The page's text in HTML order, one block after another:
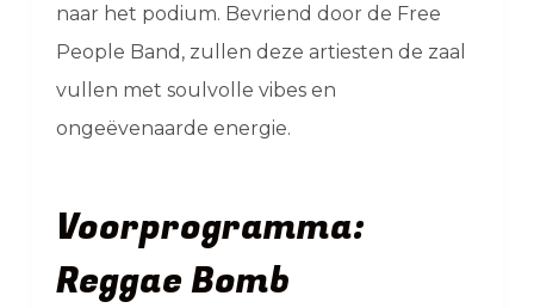
naar het podium. Bevriend door de Free
People Band, zullen deze artiesten de zaal
vullen met soulvolle vibes en
ongeëvenaarde energie.
Voorprogramma:
Reggae Bomb